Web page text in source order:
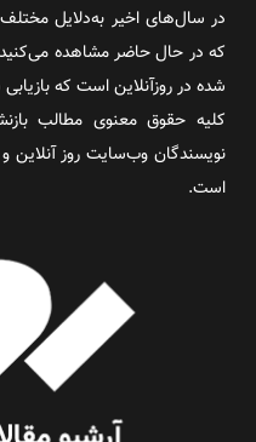
در سال‌های اخیر به‌دلایل
که در حال حاضر مشاهده
شده در روزآنلاین است که
کلیه حقوق معنوی مطالب
نویسندگان وب‌سایت روز آنلاین و
است.